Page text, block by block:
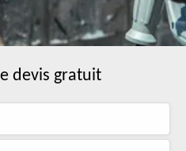
devis gratuit